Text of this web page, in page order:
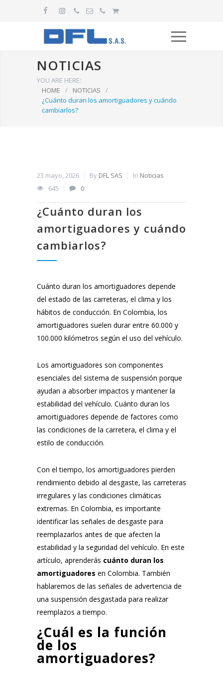
NOTICIAS
YOU ARE HERE:
HOME
/ NOTICIAS
/
¿Cuánto duran los amortiguadores y cuándo
cambiarlos?
23 mayo, 2026 By DFL SAS In Noticias
645
0
¿Cuánto duran los
amortiguadores y cuándo
cambiarlos?
Cuánto duran los amortiguadores depende
del estado de las carreteras, el clima y los
hábitos de conducción. En Colombia, los
amortiguadores suelen durar entre 60.000 y
100.000 kilómetros según el uso del vehículo.
Los amortiguadores son componentes
esenciales del sistema de suspensión porque
ayudan a absorber impactos y mantener la
estabilidad del vehículo. Cuánto duran los
amortiguadores depende de factores como
las condiciones de la carretera, el clima y el
estilo de conducción.
Con el tiempo, los amortiguadores pierden
rendimiento debido al desgaste, las carreteras
irregulares y las condiciones climáticas
extremas. En Colombia, es importante
identificar las señales de desgaste para
reemplazarlos antes de que afecten la
estabilidad y la seguridad del vehículo. En este
artículo, aprenderás cuánto duran los
amortiguadores en Colombia. También
hablaremos de las señales de advertencia de
una suspensión desgastada para realizar
reemplazos a tiempo.
¿Cuál es la función
de los
amortiguadores?